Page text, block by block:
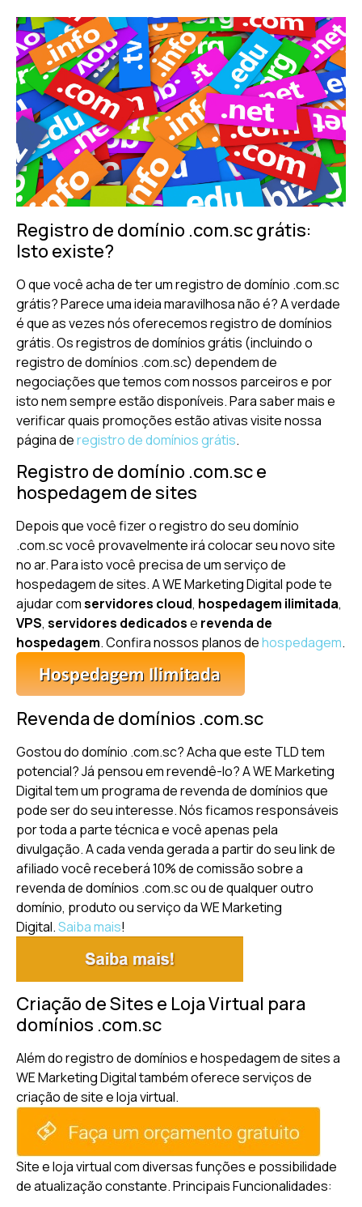
Registro de domínio .com.sc grátis:
Isto existe?
O que você acha de ter um registro de domínio .com.sc
grátis? Parece uma ideia maravilhosa não é? A verdade
é que as vezes nós oferecemos registro de domínios
grátis. Os registros de domínios grátis (incluindo o
registro de domínios .com.sc) dependem de
negociações que temos com nossos parceiros e por
isto nem sempre estão disponíveis. Para saber mais e
verificar quais promoções estão ativas visite nossa
página deregistro de domínios grátis.
Registro de domínio .com.sc e
hospedagem de sites
Depois que você fizer o registro do seu domínio
.com.sc você provavelmente irá colocar seu novo site
no ar. Para isto você precisa de um serviço de
hospedagem de sites. A WE Marketing Digital pode te
ajudar comservidores cloud, hospedagem ilimitada,
VPS, servidores dedicadose revenda de
hospedagem. Confira nossos planos dehospedagem.
Revenda de domínios .com.sc
Gostou do domínio .com.sc? Acha que este TLD tem
potencial? Já pensou em revendê-lo? A WE Marketing
Digital tem um programa de revenda de domínios que
pode ser do seu interesse. Nós ficamos responsáveis
por toda a parte técnica e você apenas pela
divulgação. A cada venda gerada a partir do seu link de
afiliado você receberá 10% de comissão sobre a
revenda de domínios .com.sc ou de qualquer outro
domínio, produto ou serviço da WE Marketing
Digital.Saiba mais!
Criação de Sites e Loja Virtual para
domínios .com.sc
Além do registro de domínios e hospedagem de sites a
WE Marketing Digital também oferece serviços de
criação de site e loja virtual.
Site e loja virtual com diversas funções e possibilidade
de atualização constante.Principais Funcionalidades: